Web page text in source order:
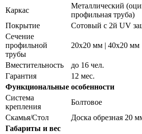
Каркас
Металлический
профильная труба)
Покрытие
Сотовый с 2й UV
Сечение
профильной
трубы
20х20 мм | 40х20 мм
Вместительность
до 16 чел.
Гарантия
12 мес.
Функциональные особенности
Система
крепления
Болтовое
Скамья/Стол
Доска обрезная 20
Габариты и вес